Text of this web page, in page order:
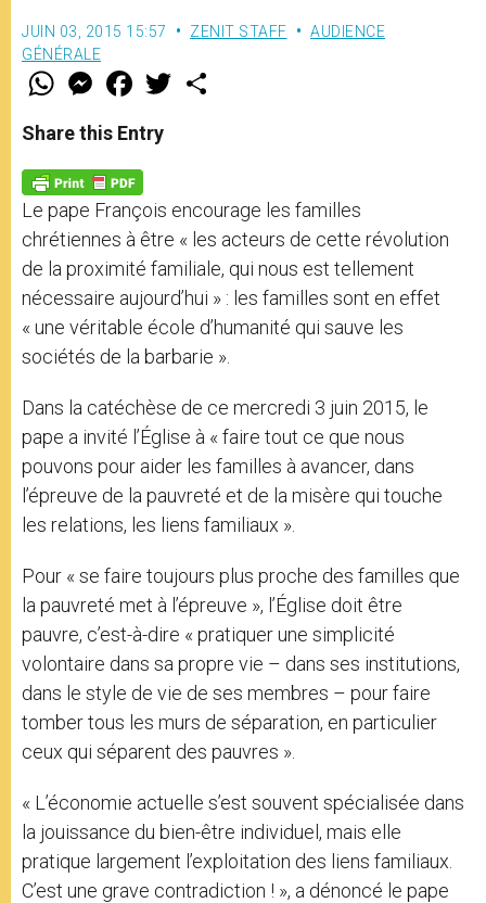
JUIN 03, 2015 15:57 ZENIT STAFF
AUDIENCE
GÉNÉRALE
W
t
s
p
p
M
e
s
e
g
e
r
F
a
e
b
o
k
w
Share this Entry
Le pape François encourage les familles
chrétiennes à être « les acteurs de cette révolution
de la proximité familiale, qui nous est tellement
nécessaire aujourd’hui » : les familles sont en effet
« une véritable école d’humanité qui sauve les
sociétés de la barbarie ».
Dans la catéchèse de ce mercredi 3 juin 2015, le
pape a invité l’Église à « faire tout ce que nous
pouvons pour aider les familles à avancer, dans
l’épreuve de la pauvreté et de la misère qui touche
les relations, les liens familiaux ».
Pour « se faire toujours plus proche des familles que
la pauvreté met à l’épreuve », l’Église doit être
pauvre, c’est-à-dire « pratiquer une simplicité
volontaire dans sa propre vie – dans ses institutions,
dans le style de vie de ses membres – pour faire
tomber tous les murs de séparation, en particulier
ceux qui séparent des pauvres ».
« L’économie actuelle s’est souvent spécialisée dans
la jouissance du bien-être individuel, mais elle
pratique largement l’exploitation des liens familiaux.
C’est une grave contradiction ! », a dénoncé le pape